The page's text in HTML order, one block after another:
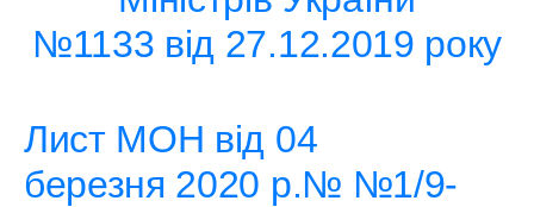
№1133 від 27.12.2019 року
Лист МОН від 04
березня 2020 р.№ №1/9-